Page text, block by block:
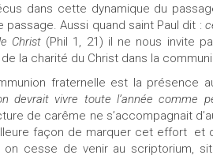
dans cette dynamique du
Aussi quand saint Paul dit :
Christ (Phil 1, 21) il ne nous invite
la charité du Christ dans la
fraternelle est la présence
devrait vivre toute l’année comme
de carême ne s’accompagnait
façon de marquer cet effort et
on cesse de venir au scriptorium,